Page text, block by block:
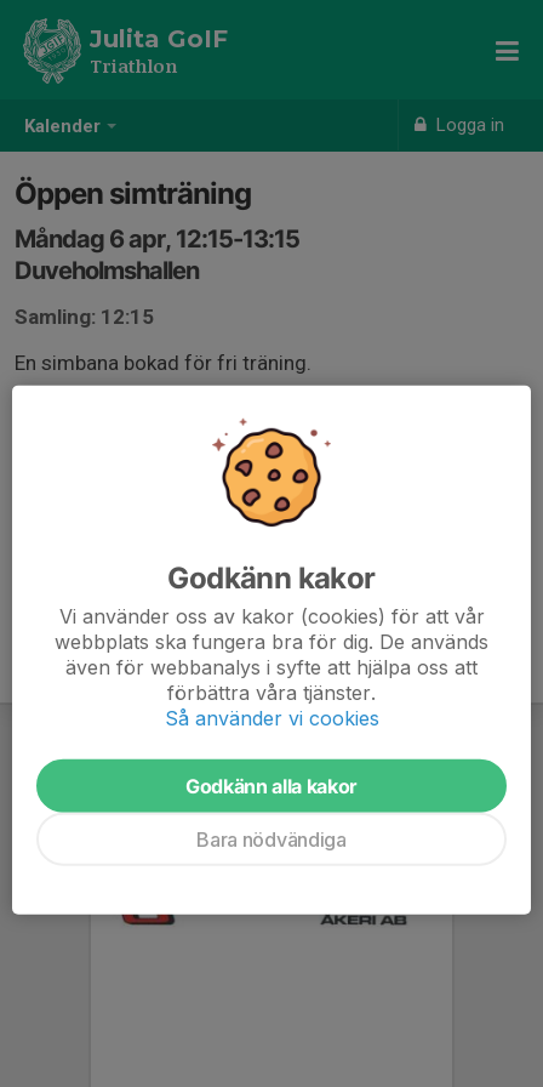
Kalender Logga in
Julita GoIF
Triathlon
Öppen simträning
Måndag 6 apr, 12:15-13:15
Duveholmshallen
Samling: 12:15
En simbana bokad för fri träning.
Godkänn kakor
Vi använder oss av kakor (cookies) för att vår
webbplats ska fungera bra för dig. De används
även för webbanalys i syfte att hjälpa oss att
förbättra våra tjänster.
Så använder vi cookies
Godkänn alla kakor
Bara nödvändiga